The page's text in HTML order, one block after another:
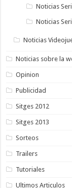
Noticias
Noticias
Noticias
Noticias sobre la
Opinion
Publicidad
Sitges 2012
Sitges 2013
Sorteos
Trailers
Tutoriales
Ultimos Articulos